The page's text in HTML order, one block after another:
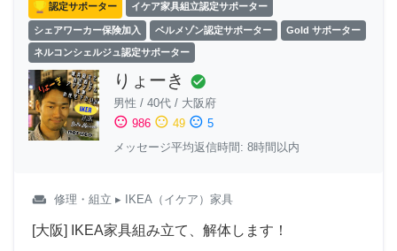
認定サポーター イケア家具組立認定サポーター
シェアワーカー保険加入 ベルメゾン認定サポーター Gold サポーター
ネルコンシェルジュ認定サポーター
りょーき check_circle
男性 / 40代 / 大阪府
sentiment_satisfied 986 sentiment_neutral 49 sentiment_dissatisfied 5
メッセージ平均返信時間: 8時間以内
weekend 修理・組立 ▸ IKEA（イケア）家具
[大阪] IKEA家具組み立て、解体します！